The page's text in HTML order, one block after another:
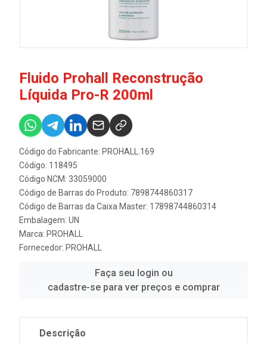
Fluido Prohall Reconstrução
Líquida Pro-R 200ml
Código do Fabricante: PROHALL.169
Código: 118495
Código NCM: 33059000
Código de Barras do Produto: 7898744860317
Código de Barras da Caixa Master: 17898744860314
Embalagem: UN
Marca: PROHALL
Fornecedor: PROHALL
Faça seu login ou
cadastre-se para ver preços e comprar
Descrição